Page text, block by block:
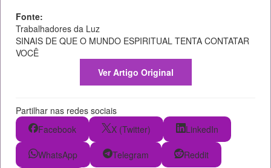
Fonte:
Trabalhadores da Luz
SINAIS DE QUE O MUNDO ESPIRITUAL TENTA CONTATAR
VOCÊ
Ver Artigo Original
Partilhar nas redes sociais
Facebook
X (Twitter) LinkedIn
WhatsApp Telegram Reddit